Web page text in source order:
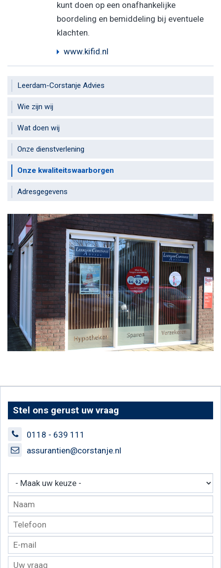
kunt doen op een onafhankelijke
boordeling en bemiddeling bij eventuele
klachten.
www.kifid.nl
Leerdam-Corstanje Advies
Wie zijn wij
Wat doen wij
Onze dienstverlening
Onze kwaliteitswaarborgen
Adresgegevens
Stel ons gerust uw vraag
0118 - 639 111
assurantien@corstanje.nl